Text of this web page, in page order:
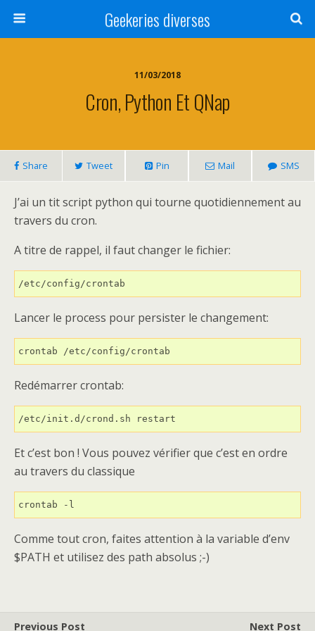
Geekeries diverses
11/03/2018
Cron, Python Et QNap
Share Tweet Pin Mail SMS
J’ai un tit script python qui tourne quotidiennement au
travers du cron.
A titre de rappel, il faut changer le fichier:
/etc/config/crontab
Lancer le process pour persister le changement:
crontab /etc/config/crontab
Redémarrer crontab:
/etc/init.d/crond.sh restart
Et c’est bon ! Vous pouvez vérifier que c’est en ordre
au travers du classique
crontab -l
Comme tout cron, faites attention à la variable d’env
$PATH et utilisez des path absolus ;-)
Previous Post Next Post